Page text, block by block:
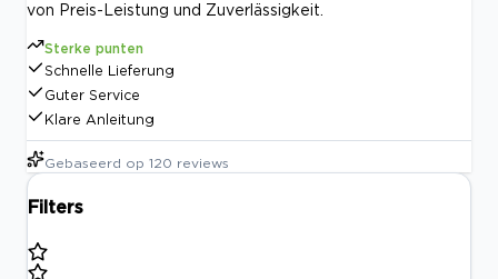
von Preis-Leistung und Zuverlässigkeit.
Sterke punten
Schnelle Lieferung
Guter Service
Klare Anleitung
Gebaseerd op 120 reviews
Filters